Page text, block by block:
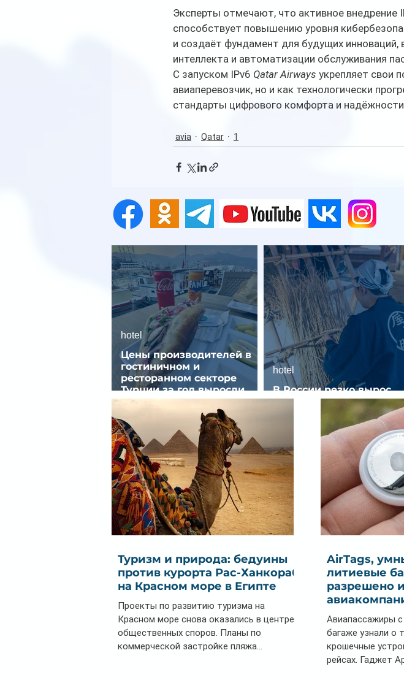
Эксперты отмечают, что активное внедрение
способствует повышению уровня
и создаёт фундамент для будущих инноваций,
интеллекта и автоматизации обслуживания
С запуском IPv6 Qatar Airways укрепляет свои
авиаперевозчик, но и как технологически
стандарты цифрового комфорта и
avia Qatar 1
Цены производителей в
гостиничном и
ресторанном секторе
Турции за год выросли
почти на 32%
hotel
В России резко вырос
спрос на отели без
hotel
Туризм и природа: бедуины
против курорта Рас-Ханкораб
на Красном море в Египте
Проекты по развитию туризма на
Красном море снова оказались в центре
общественных споров. Планы по
коммерческой застройке пляжа...
AirTags,
литиевые
разрешено
Авиапассажиры
багаже узнали о
крошечные
рейсах. Гаджет